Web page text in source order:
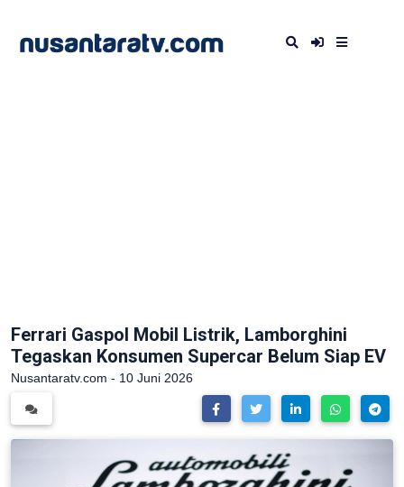
Ferrari Gaspol Mobil Listrik, Lamborghini
Tegaskan Konsumen Supercar Belum Siap EV
Nusantaratv.com - 10 Juni 2026